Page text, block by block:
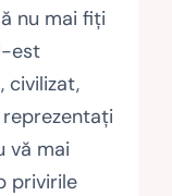
nu mai fiţi
est
civilizat,
vă mai
privirile